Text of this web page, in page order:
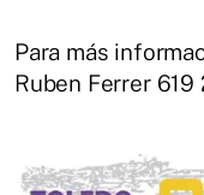
Para más
Ruben Ferrer 619